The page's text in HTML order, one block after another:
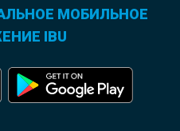
МОБИЛЬНОЕ
IBU